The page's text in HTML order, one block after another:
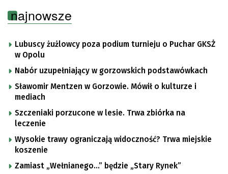
najnowsze
Lubuscy żużlowcy poza podium turnieju o Puchar GKSŻ
w Opolu
Nabór uzupełniający w gorzowskich podstawówkach
Sławomir Mentzen w Gorzowie. Mówił o kulturze i
mediach
Szczeniaki porzucone w lesie. Trwa zbiórka na
leczenie
Wysokie trawy ograniczają widoczność? Trwa miejskie
koszenie
Zamiast „Wełnianego…” będzie „Stary Rynek”